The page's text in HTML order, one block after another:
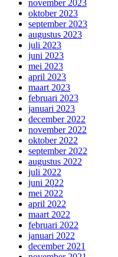
november 2023
oktober 2023
september 2023
augustus 2023
juli 2023
juni 2023
mei 2023
april 2023
maart 2023
februari 2023
januari 2023
december 2022
november 2022
oktober 2022
september 2022
augustus 2022
juli 2022
juni 2022
mei 2022
april 2022
maart 2022
februari 2022
januari 2022
december 2021